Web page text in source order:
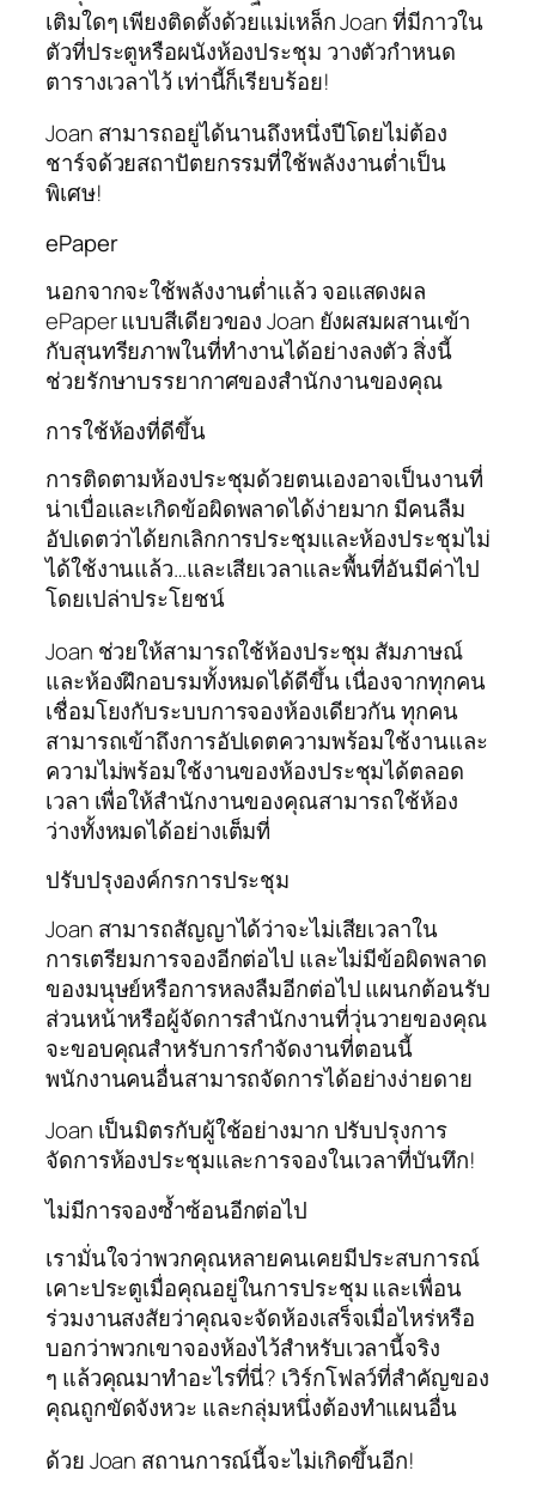
เติมใดๆ เพียงติดตั้งด้วยแม่เหล็ก Joan ที่มีกาวใน
ตัวที่ประตูหรือผนังห้องประชุม วางตัวกำหนด
ตารางเวลาไว้ เท่านี้ก็เรียบร้อย!
Joan สามารถอยู่ได้นานถึงหนึ่งปีโดยไม่ต้อง
ชาร์จด้วยสถาปัตยกรรมที่ใช้พลังงานต่ำเป็น
พิเศษ!
ePaper
นอกจากจะใช้พลังงานต่ำแล้ว จอแสดงผล
ePaper แบบสีเดียวของ Joan ยังผสมผสานเข้า
กับสุนทรียภาพในที่ทำงานได้อย่างลงตัว สิ่งนี้
ช่วยรักษาบรรยากาศของสำนักงานของคุณ
การใช้ห้องที่ดีขึ้น
การติดตามห้องประชุมด้วยตนเองอาจเป็นงานที่
น่าเบื่อและเกิดข้อผิดพลาดได้ง่ายมาก มีคนลืม
อัปเดตว่าได้ยกเลิกการประชุมและห้องประชุมไม่
ได้ใช้งานแล้ว…และเสียเวลาและพื้นที่อันมีค่าไป
โดยเปล่าประโยชน์
Joan ช่วยให้สามารถใช้ห้องประชุม สัมภาษณ์
และห้องฝึกอบรมทั้งหมดได้ดีขึ้น เนื่องจากทุกคน
เชื่อมโยงกับระบบการจองห้องเดียวกัน ทุกคน
สามารถเข้าถึงการอัปเดตความพร้อมใช้งานและ
ความไม่พร้อมใช้งานของห้องประชุมได้ตลอด
เวลา เพื่อให้สำนักงานของคุณสามารถใช้ห้อง
ว่างทั้งหมดได้อย่างเต็มที่
ปรับปรุงองค์กรการประชุม
Joan สามารถสัญญาได้ว่าจะไม่เสียเวลาใน
การเตรียมการจองอีกต่อไป และไม่มีข้อผิดพลาด
ของมนุษย์หรือการหลงลืมอีกต่อไป แผนกต้อนรับ
ส่วนหน้าหรือผู้จัดการสำนักงานที่วุ่นวายของคุณ
จะขอบคุณสำหรับการกำจัดงานที่ตอนนี้
พนักงานคนอื่นสามารถจัดการได้อย่างง่ายดาย
Joan เป็นมิตรกับผู้ใช้อย่างมาก ปรับปรุงการ
จัดการห้องประชุมและการจองในเวลาที่บันทึก!
ไม่มีการจองซ้ำซ้อนอีกต่อไป
เรามั่นใจว่าพวกคุณหลายคนเคยมีประสบการณ์
เคาะประตูเมื่อคุณอยู่ในการประชุม และเพื่อน
ร่วมงานสงสัยว่าคุณจะจัดห้องเสร็จเมื่อไหร่หรือ
บอกว่าพวกเขาจองห้องไว้สำหรับเวลานี้จริง
ๆ แล้วคุณมาทำอะไรที่นี่? เวิร์กโฟลว์ที่สำคัญของ
คุณถูกขัดจังหวะ และกลุ่มหนึ่งต้องทำแผนอื่น
ด้วย Joan สถานการณ์นี้จะไม่เกิดขึ้นอีก!